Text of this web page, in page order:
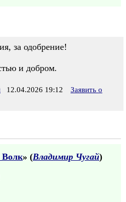
за одобрение!
и добром.
12.04.2026 19:12
Заявить о
Волк» (Владимир Чугай)